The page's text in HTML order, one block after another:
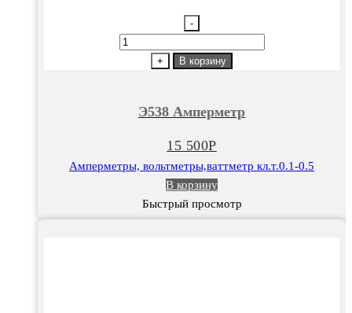
-
Количество
+ В корзину
Э538 Амперметр
15 500Р
Амперметры, вольтметры,ваттметр кл.т.0.1-0.5
В корзину
Быстрый просмотр